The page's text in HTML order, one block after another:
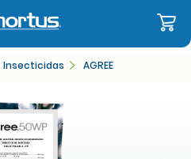
Insecticidas AGREE